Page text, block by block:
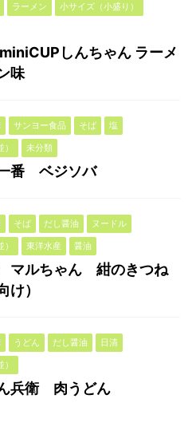
ラーメン
小サイズ（小盛り）
しんちゃん ラーメ
味
サンヨー食品 そば
塩
未分類
番 ベジソバ
そば だし醤油
ヌードル
東洋水産 醤油
マルちゃん 紺のきつね
け）
うどん だし醤油
日清
兵衛 肉うどん